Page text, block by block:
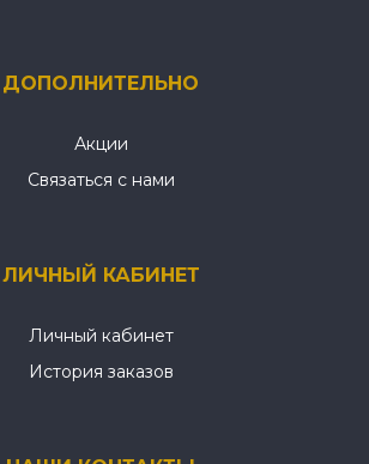
ДОПОЛНИТЕЛЬНО
Акции
Связаться с нами
ЛИЧНЫЙ КАБИНЕТ
Личный кабинет
История заказов